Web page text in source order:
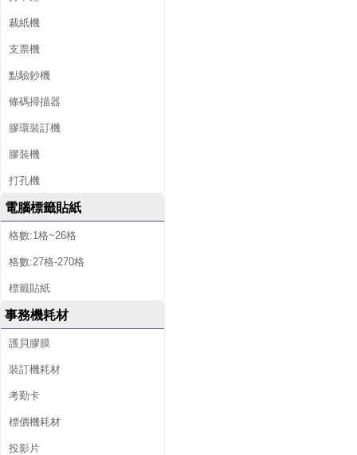
裁紙機
支票機
點驗鈔機
條碼掃描器
膠環裝訂機
膠裝機
打孔機
電腦標籤貼紙
格數:1格~26格
格數:27格-270格
標籤貼紙
事務機耗材
護貝膠膜
裝訂機耗材
考勤卡
標價機耗材
投影片